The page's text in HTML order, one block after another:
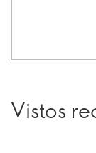
Vistos